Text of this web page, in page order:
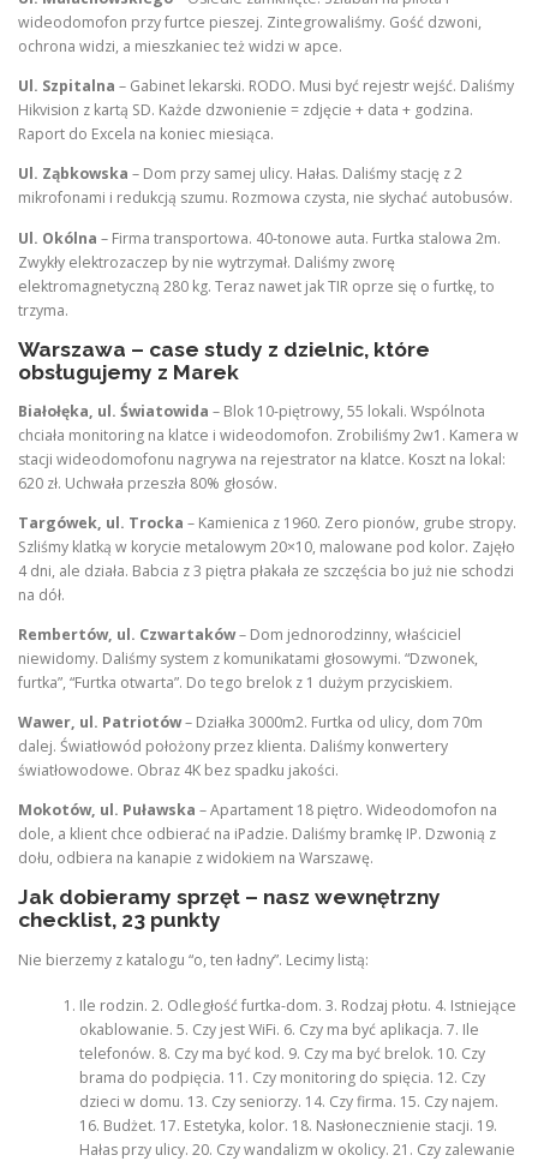
wideodomofon przy furtce pieszej. Zintegrowaliśmy. Gość dzwoni,
ochrona widzi, a mieszkaniec też widzi w apce.
Ul. Szpitalna – Gabinet lekarski. RODO. Musi być rejestr wejść. Daliśmy
Hikvision z kartą SD. Każde dzwonienie = zdjęcie + data + godzina.
Raport do Excela na koniec miesiąca.
Ul. Ząbkowska – Dom przy samej ulicy. Hałas. Daliśmy stację z 2
mikrofonami i redukcją szumu. Rozmowa czysta, nie słychać autobusów.
Ul. Okólna – Firma transportowa. 40-tonowe auta. Furtka stalowa 2m.
Zwykły elektrozaczep by nie wytrzymał. Daliśmy zworę
elektromagnetyczną 280 kg. Teraz nawet jak TIR oprze się o furtkę, to
trzyma.
Warszawa – case study z dzielnic, które
obsługujemy z Marek
Białołęka, ul. Światowida – Blok 10-piętrowy, 55 lokali. Wspólnota
chciała monitoring na klatce i wideodomofon. Zrobiliśmy 2w1. Kamera w
stacji wideodomofonu nagrywa na rejestrator na klatce. Koszt na lokal:
620 zł. Uchwała przeszła 80% głosów.
Targówek, ul. Trocka – Kamienica z 1960. Zero pionów, grube stropy.
Szliśmy klatką w korycie metalowym 20×10, malowane pod kolor. Zajęło
4 dni, ale działa. Babcia z 3 piętra płakała ze szczęścia bo już nie schodzi
na dół.
Rembertów, ul. Czwartaków– Dom jednorodzinny, właściciel
niewidomy. Daliśmy system z komunikatami głosowymi. “Dzwonek,
furtka”, “Furtka otwarta”. Do tego brelok z 1 dużym przyciskiem.
Wawer, ul. Patriotów– Działka 3000m2. Furtka od ulicy, dom 70m
dalej. Światłowód położony przez klienta. Daliśmy konwertery
światłowodowe. Obraz 4K bez spadku jakości.
Mokotów, ul. Puławska – Apartament 18 piętro. Wideodomofon na
dole, a klient chce odbierać na iPadzie. Daliśmy bramkę IP. Dzwonią z
dołu, odbiera na kanapie z widokiem na Warszawę.
Jak dobieramy sprzęt – nasz wewnętrzny
checklist, 23 punkty
Nie bierzemy z katalogu “o, ten ładny”. Lecimy listą:
Ile rodzin. 2. Odległość furtka-dom. 3. Rodzaj płotu. 4. Istniejące
okablowanie. 5. Czy jest WiFi. 6. Czy ma być aplikacja. 7. Ile
telefonów. 8. Czy ma być kod. 9. Czy ma być brelok. 10. Czy
brama do podpięcia. 11. Czy monitoring do spięcia. 12. Czy
dzieci w domu. 13. Czy seniorzy. 14. Czy firma. 15. Czy najem.
16. Budżet. 17. Estetyka, kolor. 18. Nasłonecznienie stacji. 19.
Hałas przy ulicy. 20. Czy wandalizm w okolicy. 21. Czy zalewanie